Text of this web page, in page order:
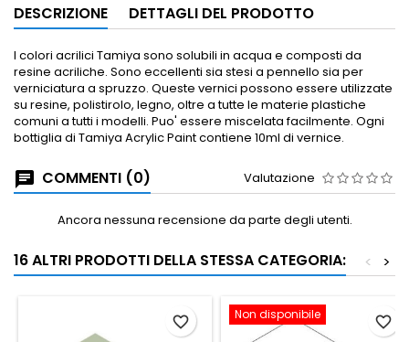
DESCRIZIONE DETTAGLI DEL PRODOTTO
I colori acrilici Tamiya sono solubili in acqua e composti da
resine acriliche. Sono eccellenti sia stesi a pennello sia per
verniciatura a spruzzo. Queste vernici possono essere utilizzate
su resine, polistirolo, legno, oltre a tutte le materie plastiche
comuni a tutti i modelli. Puo' essere miscelata facilmente. Ogni
bottiglia di Tamiya Acrylic Paint contiene 10ml di vernice.
COMMENTI (0) Valutazione
Ancora nessuna recensione da parte degli utenti.
16 ALTRI PRODOTTI DELLA STESSA CATEGORIA: >
<
favorite_border Non disponibile favorite_border